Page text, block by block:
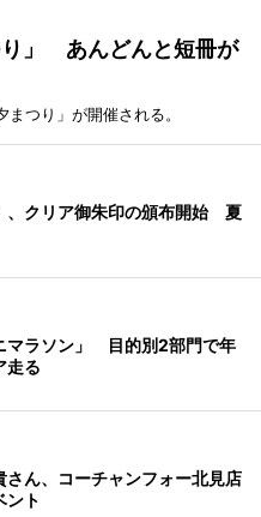
り」 あんどんと短冊が
つり」が開催される。
、クリア御朱印の頒布開始 夏
マラソン」 目的別2部門で年
走る
さん、コーチャンフォー北見店
ント